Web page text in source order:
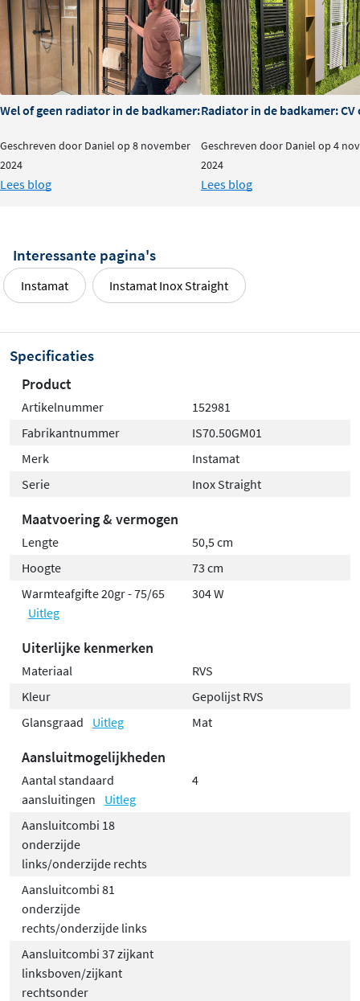
Wel of geen radiator in de badkamer: is het nodig?
Geschreven door Daniel op 8 november
2024
Lees blog
Radiator in de badkamer:
Geschreven door Daniel op 4
2024
Lees blog
Interessante pagina's
Instamat Instamat Inox Straight
Specificaties
Product
Artikelnummer
152981
Fabrikantnummer
IS70.50GM01
Merk
Instamat
Serie
Inox Straight
Maatvoering & vermogen
Lengte
50,5 cm
Hoogte
73 cm
Warmteafgifte 20gr - 75/65
Uitleg
304 W
Uiterlijke kenmerken
Materiaal
RVS
Kleur
Gepolijst RVS
Glansgraad
Uitleg Mat
Aansluitmogelijkheden
Aantal standaard
aansluitingen
Uitleg
4
Aansluitcombi 18
onderzijde
links/onderzijde rechts
Aansluitcombi 81
onderzijde
rechts/onderzijde links
Aansluitcombi 37 zijkant
linksboven/zijkant
rechtsonder